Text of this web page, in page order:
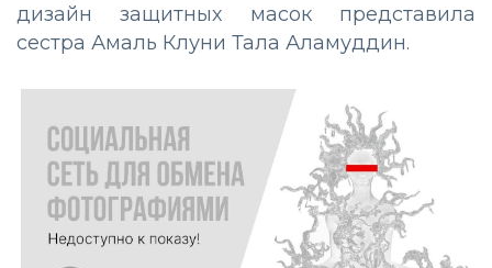
дизайн защитных масок представила
сестра Амаль Клуни Тала Аламуддин.